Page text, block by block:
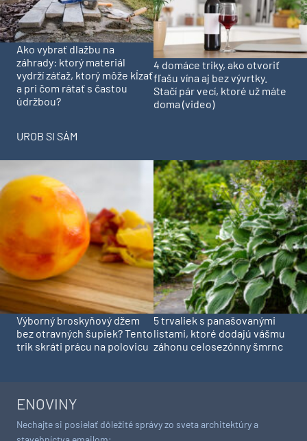
Ako vybrať dlažbu na
záhrady: ktorý materiál
vydrží záťaž, ktorý môže kĺzať
a pri čom rátať s častou
údržbou?
4 domáce triky, ako otvoriť
fľašu vína aj bez vývrtky.
Stačí pár vecí, ktoré už máte
doma (video)
UROB SI SÁM
Výborný broskyňový džem
bez otravných šupiek? Tento
trik skráti prácu na polovicu
5 trvaliek s panašovanými
listami, ktoré dodajú vášmu
záhonu celosezónny šmrnc
ENOVINY
Nechajte si posielať dôležité správy zo sveta architektúry a